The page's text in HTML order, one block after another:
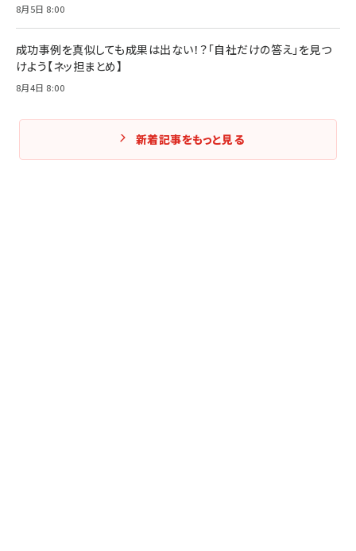
8月5日 8:00
成功事例を真似しても成果は出ない！？「自社だけの答え」を見つ
けよう【ネッ担まとめ】
8月4日 8:00
新着記事をもっと見る